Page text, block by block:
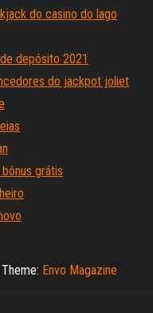
do casino do lago
depósito 2021
do jackpot joliet
grátis
Theme: Envo Magazine